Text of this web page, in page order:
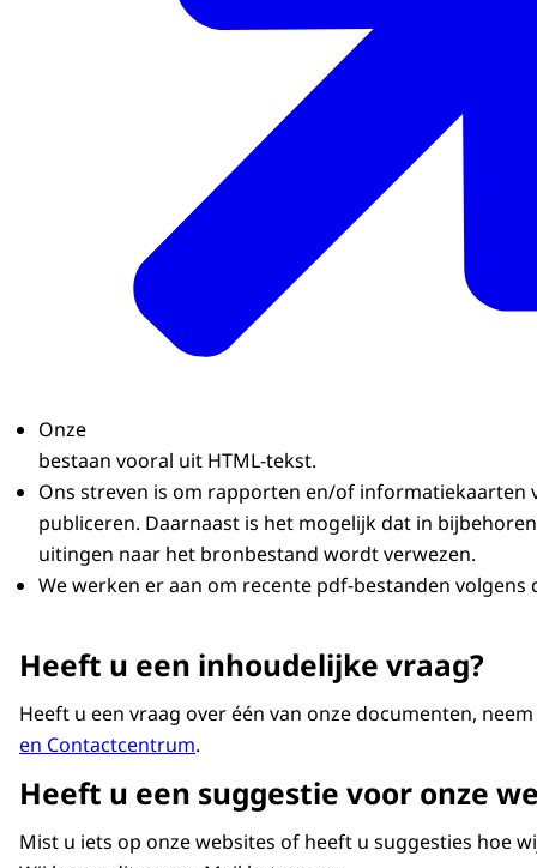
Onze
bestaan vooral uit HTML-tekst.
Ons streven is om rapporten en/of informatiekaarten
publiceren. Daarnaast is het mogelijk dat in
uitingen naar het bronbestand wordt verwezen.
We werken er aan om recente pdf-bestanden volgens
Heeft u een inhoudelijke vraag?
Heeft u een vraag over één van onze documenten,
en Contactcentrum.
Heeft u een suggestie voor onze
Mist u iets op onze websites of heeft u suggesties hoe